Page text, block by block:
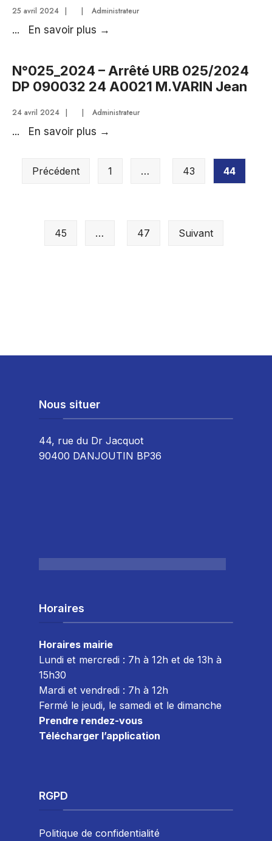
PC090032
DORNE
Frédéric
25 avril 2024 | | Administrateur
... En savoir plus →
Arrêté
URB
028/2024
DP090032
UMG
N°025_2024 – Arrêté URB 025/2024
DP 090032 24 A0021 M.VARIN Jean
24 avril 2024 | | Administrateur
... En savoir plus →
090032
desPrécédent 1 … 43 44
45 … 47 Suivant
Nous situer
44, rue du Dr Jacquot
90400 DANJOUTIN BP36
Horaires
Horaires mairie
Lundi et mercredi : 7h à 12h et de 13h à
15h30
Mardi et vendredi : 7h à 12h
Fermé le jeudi, le samedi et le dimanche
Prendre rendez-vous
Télécharger l’application
RGPD
Politique de confidentialité